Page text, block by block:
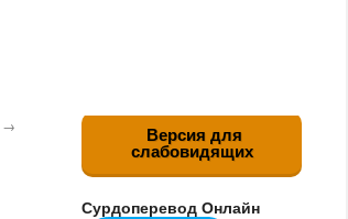
→
Версия для
слабовидящих
Сурдоперевод Онлайн